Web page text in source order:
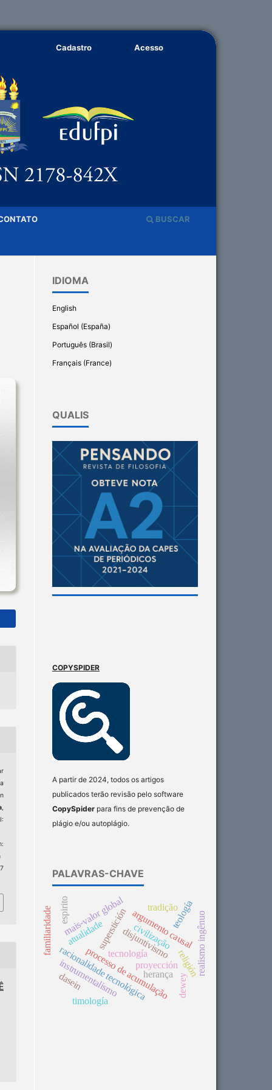
BUSCAR
Cadastro Acesso
,
IDIOMA
English
Español (España)
Português (Brasil)
Français (France)
QUALIS
COPYSPIDER
A partir de 2024, todos os artigos
publicados terão revisão pelo software
CopySpider para fins de prevenção de
plágio e/ou autoplágio.
PALAVRAS-CHAVE
argumento causal
superstición
proyección
processo de acumulação
mais-valor global
disjuntivismo
religiónrealismo ingênuo
racionalidade tecnológica
tecnología
instrumentalismo dewey
teología
espirito
familiaridade
dasein herança
tradição
timología
atualidade civilização